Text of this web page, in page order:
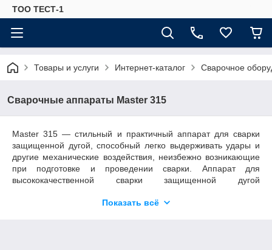
ТОО ТЕСТ-1
Товары и услуги Интернет-каталог Сварочное
Сварочные аппараты Master 315
Master 315 — стильный и практичный аппарат для сварки
защищенной дугой, способный легко выдерживать удары и
другие механические воздействия, неизбежно возникающие
при подготовке и проведении сварки. Аппарат для
высококачественной сварки защищенной дугой
и возможностью работы с любыми типами электродов,
Показать всё